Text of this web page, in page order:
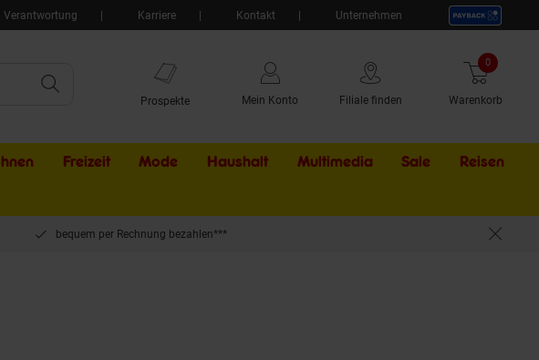
Verantwortung Karriere Kontakt Unternehmen
Prospekte Mein Konto Filiale finden Warenkorb
0 Artikel
Freizeit Mode Haushalt Multimedia Sale Externer
Reisen
bequem per Rechnung bezahlen***